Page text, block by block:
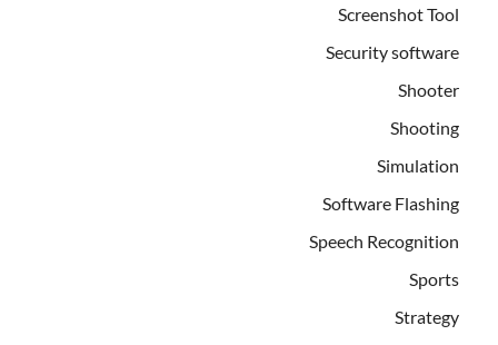
Screenshot Tool
Security software
Shooter
Shooting
Simulation
Software Flashing
Speech Recognition
Sports
Strategy